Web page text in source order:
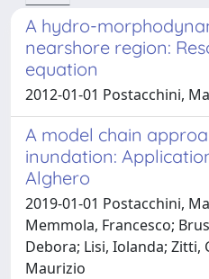
A hydro-
nearshore region:
equation
2012-01-01 Postacchini,
A model chain
inundation:
Alghero
2019-01-01 Postacchini,
Memmola, Francesco;
Debora; Lisi, Iolanda; Zitti,
Maurizio